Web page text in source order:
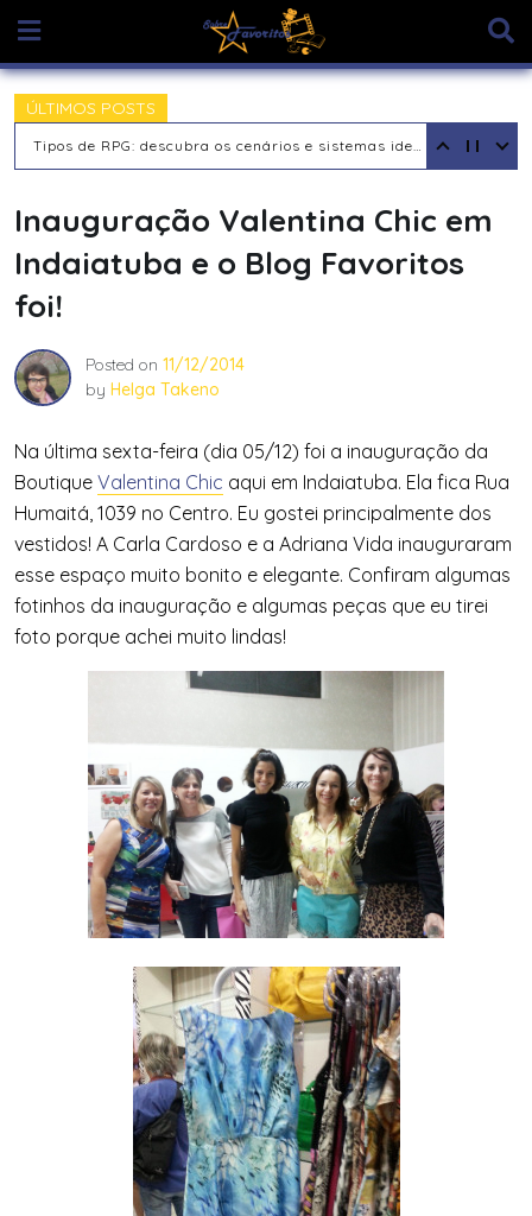
content
ÚLTIMOS POSTS
Tipos de Jogadores de RPG de Mesa: descubra seu arquétipo
Inauguração Valentina Chic em
Indaiatuba e o Blog Favoritos
foi!
Posted on 11/12/2014
by Helga Takeno
Na última sexta-feira (dia 05/12) foi a inauguração da
Boutique Valentina Chic aqui em Indaiatuba. Ela fica Rua
Humaitá, 1039 no Centro. Eu gostei principalmente dos
vestidos! A Carla Cardoso e a Adriana Vida inauguraram
esse espaço muito bonito e elegante. Confiram algumas
fotinhos da inauguração e algumas peças que eu tirei
foto porque achei muito lindas!